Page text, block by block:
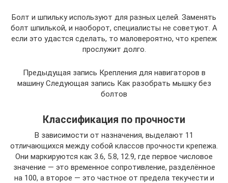
Болт и шпильку используют для разных целей. Заменять
болт шпилькой, и наоборот, специалисты не советуют. А
если это удастся сделать, то маловероятно, что крепеж
прослужит долго.
Предыдущая запись Крепления для навигаторов в
машину Следующая запись Как разобрать мышку без
болтов
Классификация по прочности
В зависимости от назначения, выделают 11
отличающихся между собой классов прочности крепежа.
Они маркируются как 3.6, 5.8, 12.9, где первое числовое
значение — это временное сопротивление, разделённое
на 100, а второе — это частное от предела текучести и